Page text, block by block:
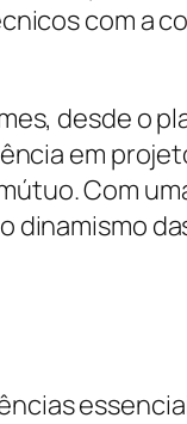
com a
desde o
em
Com
dinamismo